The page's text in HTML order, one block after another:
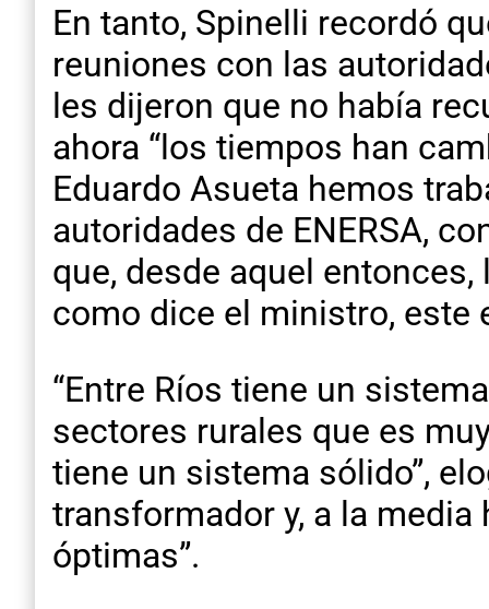
En tanto, Spinelli recordó
reuniones con las
les dijeron que no había
ahora “los tiempos han
Eduardo Asueta hemos
autoridades de ENERSA,
que, desde aquel
como dice el ministro, este
“Entre Ríos tiene un
sectores rurales que es
tiene un sistema sólido”,
transformador y, a la
óptimas”.